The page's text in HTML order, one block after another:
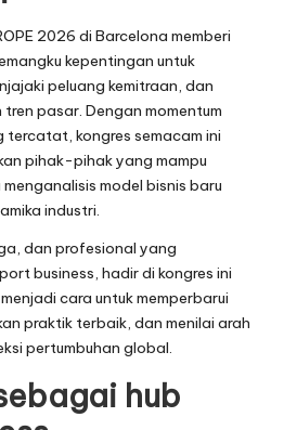
2026 di Barcelona memberi
kepentingan untuk
peluang kemitraan, dan
pasar. Dengan momentum
kongres semacam ini
pihak-pihak yang mampu
model bisnis baru
industri.
dan profesional yang
business, hadir di kongres ini
cara untuk memperbarui
praktik terbaik, dan menilai arah
pertumbuhan global.
hub